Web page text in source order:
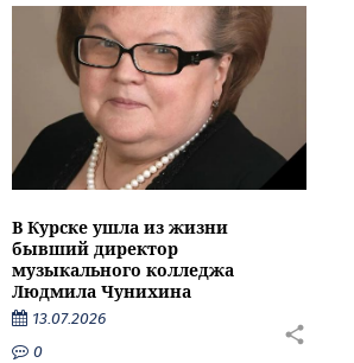
В Курске ушла из жизни
бывший директор
музыкального колледжа
Людмила Чунихина
13.07.2026
0